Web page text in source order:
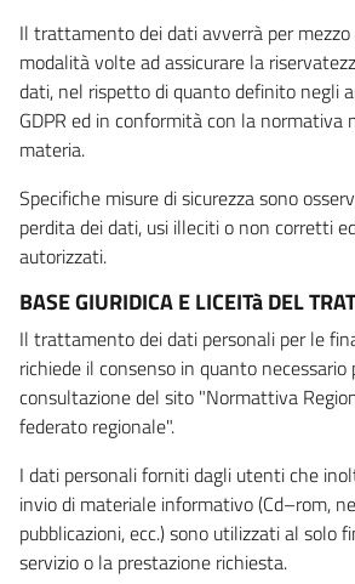
Il trattamento dei dati avverrà per
modalità volte ad assicurare la
dati, nel rispetto di quanto definito negli
GDPR ed in conformità con la normativa
materia.
Specifiche misure di sicurezza sono
perdita dei dati, usi illeciti o non corretti
autorizzati.
BASE GIURIDICA E LICEITà DEL
Il trattamento dei dati personali per le
richiede il consenso in quanto
consultazione del sito "Normattiva
federato regionale".
I dati personali forniti dagli utenti che
invio di materiale informativo (Cd–rom,
pubblicazioni, ecc.) sono utilizzati al solo
servizio o la prestazione richiesta.